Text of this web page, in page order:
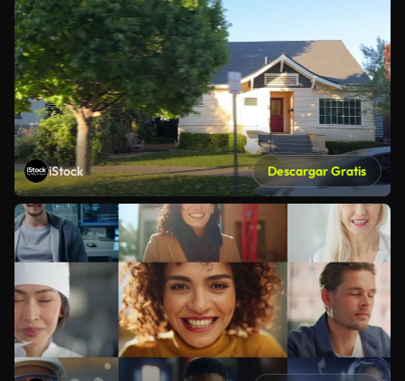
iStock Descargar Gratis